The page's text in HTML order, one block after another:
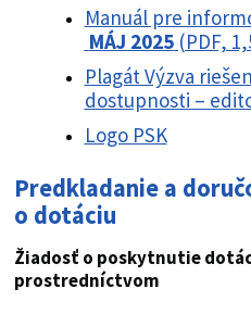
Manuál pre
MÁJ 2025(PDF,
Plagát Výzva
dostupnosti –
Logo PSK
Predkladanie a
o dotáciu
Žiadosť o poskytnutie
prostredníctvom